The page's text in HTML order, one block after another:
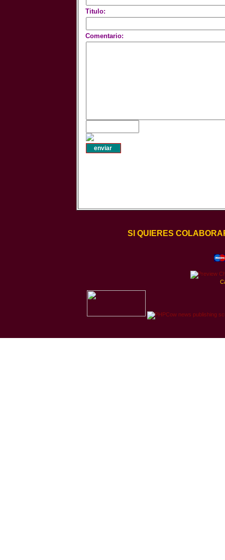
Titulo:
Comentario:
SI QUIERES